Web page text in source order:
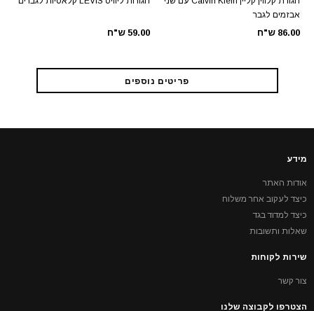
אבזמים לגבר
86.00 ש"ח 59.00 ש"ח
פריטים נוספים
מידע
אודות האתר
כיצד לעקוב אחר משלוח
כיצד למדוד בגד
שאלות ותשובות
שירות לקוחות
צור קשר
הצטרפו לקבוצה שלנו